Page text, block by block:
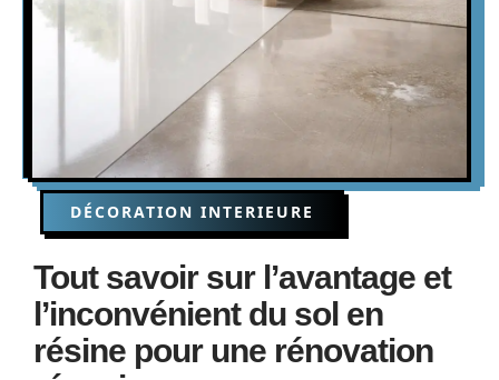
DÉCORATION INTERIEURE
Tout savoir sur l’avantage et
l’inconvénient du sol en
résine pour une rénovation